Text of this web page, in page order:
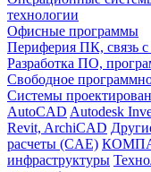
технологии
Офисные программы
Периферия ПК, связь
Разработка ПО,
Свободное
Системы
AutoCAD Autodesk
Revit, ArchiCAD
расчеты (CAE)
инфраструктуры